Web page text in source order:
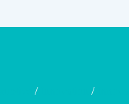
/ /